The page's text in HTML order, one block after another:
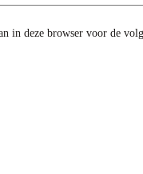
in deze browser voor de